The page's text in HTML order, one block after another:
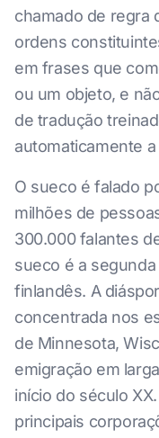
chamado de regra
ordens
em frases que
ou um objeto, e
de tradução
automaticamente
O sueco é falado
milhões de
300.000 falantes
sueco é a
finlandês. A
concentrada nos
de Minnesota,
emigração em
início do século
principais